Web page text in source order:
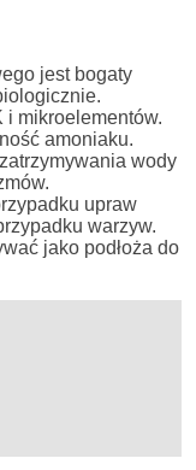
jest bogaty
i mikroelementów.
amoniaku.
wody
upraw
warzyw.
jako podłoża do